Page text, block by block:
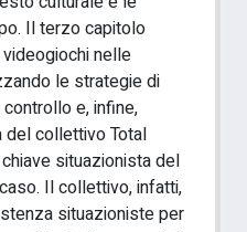
Il terzo capitolo
nelle
le strategie di
e, infine,
del collettivo Total
situazionista del
Il collettivo, infatti,
situazioniste per